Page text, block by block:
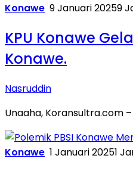
Konawe 9 Januari 20259
KPU Konawe
Konawe.
Nasruddin
Unaaha, Koransultra.com
Konawe 1 Januari 20251